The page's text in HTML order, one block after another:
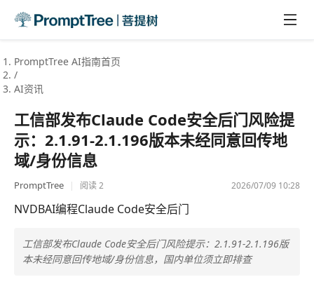
PromptTree AI指南首页
/
AI资讯
工信部发布Claude Code安全后门风险提
示：2.1.91-2.1.196版本未经同意回传地
域/身份信息
PromptTree | 阅读2 2026/07/09 10:28
NVDBAI编程Claude Code安全后门
工信部发布Claude Code安全后门风险提示：2.1.91-2.1.196版
本未经同意回传地域/身份信息，国内单位须立即排查